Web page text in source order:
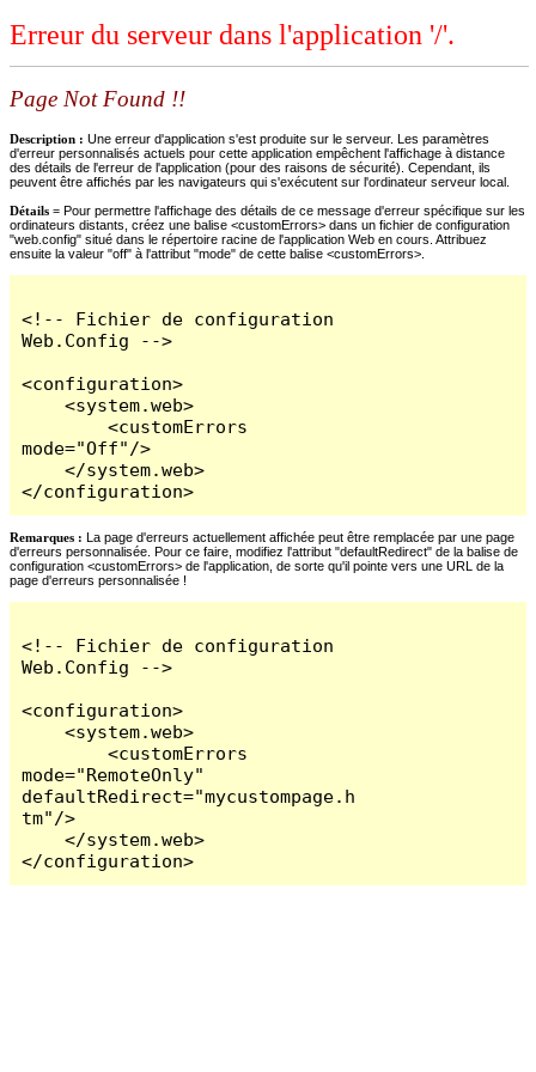
Erreur du serveur dans l'application '/'.
Page Not Found !!
Description : Une erreur d'application s'est produite sur le serveur. Les paramètres
d'erreur personnalisés actuels pour cette application empêchent l'affichage à distance
des détails de l'erreur de l'application (pour des raisons de sécurité). Cependant, ils
peuvent être affichés par les navigateurs qui s'exécutent sur l'ordinateur serveur local.
Détails = Pour permettre l'affichage des détails de ce message d'erreur spécifique sur les
ordinateurs distants, créez une balise <customErrors> dans un fichier de configuration
"web.config" situé dans le répertoire racine de l'application Web en cours. Attribuez
ensuite la valeur "off" à l'attribut "mode" de cette balise <customErrors>.
<!-- Fichier de configuration
Web.Config -->
<configuration>
    <system.web>
        <customErrors
mode="Off"/>
    </system.web>
</configuration>
Remarques : La page d'erreurs actuellement affichée peut être remplacée par une page
d'erreurs personnalisée. Pour ce faire, modifiez l'attribut "defaultRedirect" de la balise de
configuration <customErrors> de l'application, de sorte qu'il pointe vers une URL de la
page d'erreurs personnalisée !
<!-- Fichier de configuration
Web.Config -->
<configuration>
    <system.web>
        <customErrors
mode="RemoteOnly"
defaultRedirect="mycustompage.h
tm"/>
    </system.web>
</configuration>